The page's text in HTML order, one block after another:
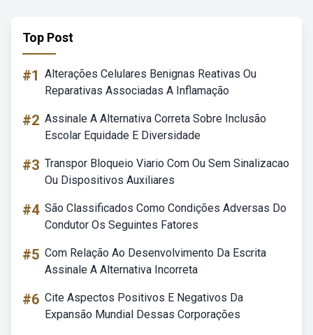
Top Post
#1 Alterações Celulares Benignas Reativas Ou
Reparativas Associadas A Inflamação
#2 Assinale A Alternativa Correta Sobre Inclusão
Escolar Equidade E Diversidade
#3 Transpor Bloqueio Viario Com Ou Sem Sinalizacao
Ou Dispositivos Auxiliares
#4 São Classificados Como Condições Adversas Do
Condutor Os Seguintes Fatores
#5 Com Relação Ao Desenvolvimento Da Escrita
Assinale A Alternativa Incorreta
#6 Cite Aspectos Positivos E Negativos Da
Expansão Mundial Dessas Corporações